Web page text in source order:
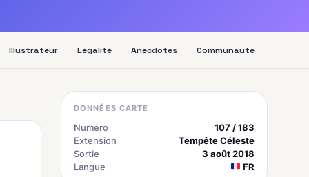
Illustrateur Légalité Anecdotes Communauté
DONNÉES CARTE
Numéro
107 / 183
Extension
Tempête Céleste
Sortie
3 août 2018
Langue
FR